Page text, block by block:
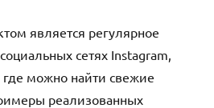
является регулярное
сетях Instagram,
где можно найти свежие
реализованных